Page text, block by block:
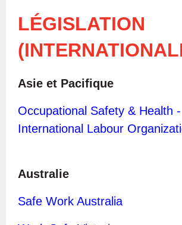
LÉGISLATION
Asie et Pacifique
Occupational Safety & Health -
International Labour
Australie
Safe Work Australia